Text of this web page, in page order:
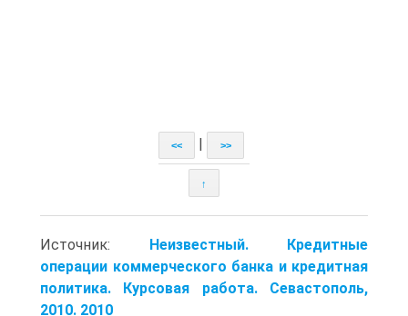
<< >>
↑
Источник: Неизвестный. Кредитные
операции коммерческого банка и кредитная
политика. Курсовая работа. Севастополь,
2010. 2010